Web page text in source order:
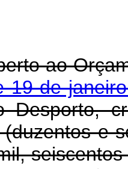
ao
19 de
Desporto,
e